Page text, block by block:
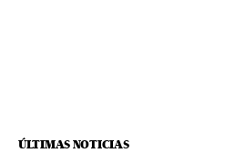
ÚLTIMAS NOTICIAS